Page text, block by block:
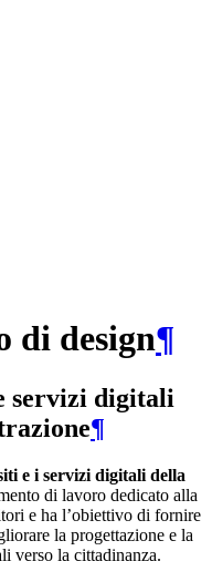
di design¶
servizi digitali
¶
e i servizi digitali della
di lavoro dedicato alla
e ha l’obiettivo di fornire
la progettazione e la
verso la cittadinanza.